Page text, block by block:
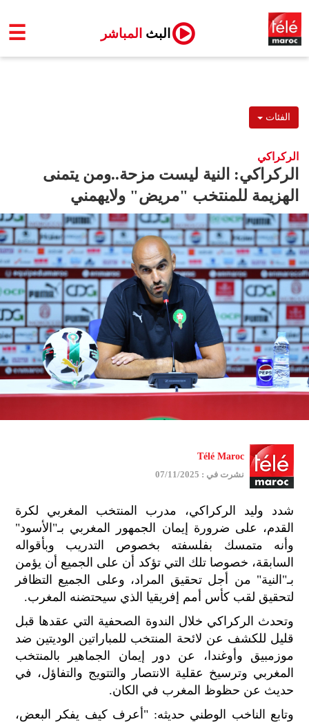
☰ البث المباشر
الفئات
الركراكي
الركراكي: النية ليست مزحة..ومن يتمنى
الهزيمة للمنتخب "مريض" ولايهمني
Télé Maroc
نشرت في : 07/11/2025
شدد وليد الركراكي، مدرب المنتخب المغربي لكرة
القدم، على ضرورة إيمان الجمهور المغربي بـ"الأسود"
وأنه متمسك بفلسفته بخصوص التدريب وبأقواله
السابقة، خصوصا تلك التي تؤكد أن على الجميع أن يؤمن
بـ"النية" من أجل تحقيق المراد، وعلى الجميع التظافر
لتحقيق لقب كأس أمم إفريقيا الذي سيحتضنه المغرب.
وتحدث الركراكي خلال الندوة الصحفية التي عقدها قبل
قليل للكشف عن لائحة المنتخب للمباراتين الوديتين ضد
موزمبيق وأوغندا، عن دور إيمان الجماهير بالمنتخب
المغربي وترسيخ عقلية الانتصار والتتويج والتفاؤل، في
حديث عن حظوظ المغرب في الكان.
وتابع الناخب الوطني حديثه: "أعرف كيف يفكر البعض،